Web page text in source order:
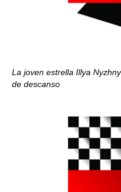
La joven estrella Illya
de descanso